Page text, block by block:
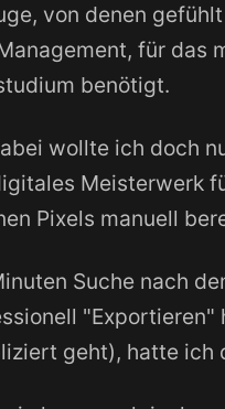
von denen
für das
benötigt.
wollte ich doch
Meisterwerk
Pixels manuell
Suche nach
"Exportieren"
geht), hatte ich